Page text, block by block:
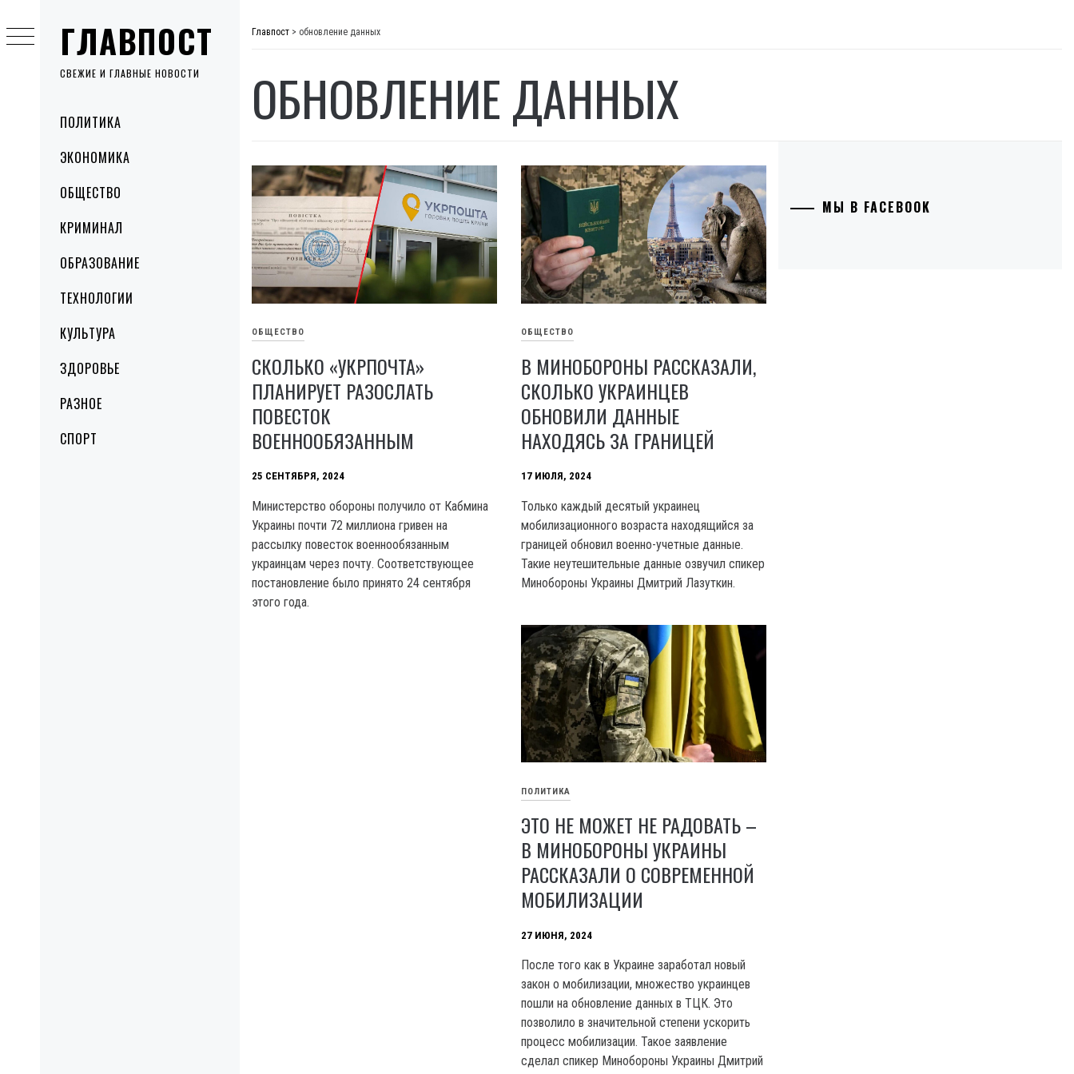
ГЛАВПОСТ
СВЕЖИЕ И ГЛАВНЫЕ НОВОСТИ
MenuПОЛИТИКА
ЭКОНОМИКА
ОБЩЕСТВО
КРИМИНАЛ
ОБРАЗОВАНИЕ
ТЕХНОЛОГИИ
КУЛЬТУРА
ЗДОРОВЬЕ
РАЗНОЕ
СПОРТ
to
content
Главпост > обновление данных
ОБНОВЛЕНИЕ ДАННЫХ
ОБЩЕСТВО
СКОЛЬКО «УКРПОЧТА»
ПЛАНИРУЕТ РАЗОСЛАТЬ
ПОВЕСТОК
ВОЕННООБЯЗАННЫМ
25 СЕНТЯБРЯ, 2024
Министерство обороны получило от Кабмина
Украины почти 72 миллиона гривен на
рассылку повесток военнообязанным
украинцам через почту. Соответствующее
постановление было принято 24 сентября
этого года.
ОБЩЕСТВО
В МИНОБОРОНЫ РАССКАЗАЛИ,
СКОЛЬКО УКРАИНЦЕВ
ОБНОВИЛИ ДАННЫЕ
НАХОДЯСЬ ЗА ГРАНИЦЕЙ
17 ИЮЛЯ, 2024
Только каждый десятый украинец
мобилизационного возраста находящийся за
границей обновил военно-учетные данные.
Такие неутешительные данные озвучил спикер
Минобороны Украины Дмитрий Лазуткин.
ПОЛИТИКА
ЭТО НЕ МОЖЕТ НЕ РАДОВАТЬ –
В МИНОБОРОНЫ УКРАИНЫ
РАССКАЗАЛИ О СОВРЕМЕННОЙ
МОБИЛИЗАЦИИ
27 ИЮНЯ, 2024
После того как в Украине заработал новый
закон о мобилизации, множество украинцев
пошли на обновление данных в ТЦК. Это
позволило в значительной степени ускорить
процесс мобилизации. Такое заявление
сделал спикер Минобороны Украины Дмитрий
МЫ В FACEBOOK